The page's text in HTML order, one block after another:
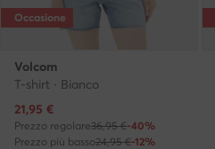
Occasione
Volcom
T-shirt · Bianco
Prezzo attuale
21,95 €
Prezzo regolare36,95 €-40%
Prezzo più basso24,95 €-12%